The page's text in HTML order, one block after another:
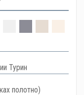
Турин
полотно)